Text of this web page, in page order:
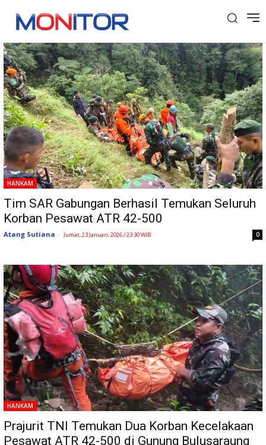
Tag: Tim SAR Gabungan
HANKAM
Tim SAR Gabungan Berhasil Temukan Seluruh
Korban Pesawat ATR 42-500
Atang Sutiana - Jumat, 23 Januari, 2026 / 23:30 WIB 0
HANKAM
Prajurit TNI Temukan Dua Korban Kecelakaan
Pesawat ATR 42-500 di Gunung Bulusaraung